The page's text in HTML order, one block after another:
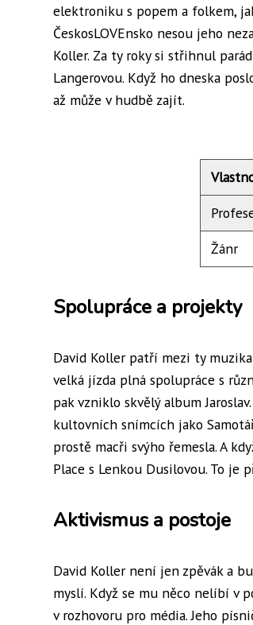
elektroniku s popem a folkem,
ČeskosLOVEnsko nesou jeho
Koller. Za ty roky si střihnul
Langerovou. Když ho dneska
až může v hudbě zajít.
Žánr
Spolupráce a projekty
David Koller patří mezi ty
velká jízda plná spolupráce s
pak vzniklo skvělý album
kultovních snímcích jako
prostě macři svýho řemesla. A
Place s Lenkou Dusilovou. To je
Aktivismus a postoje
David Koller není jen zpěvák a
myslí. Když se mu něco nelíbí v
v rozhovoru pro média. Jeho